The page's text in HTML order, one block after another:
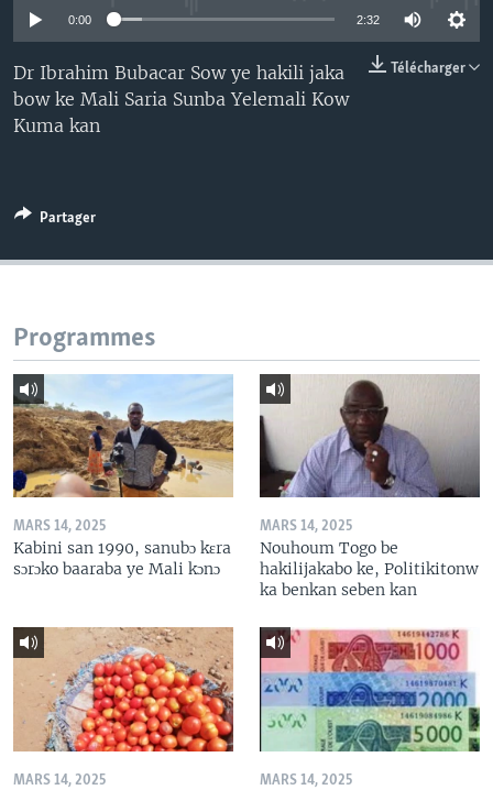
0:00 2:32
Télécharger
Dr Ibrahim Bubacar Sow ye hakili jaka
bow ke Mali Saria Sunba Yelemali Kow
Kuma kan
Partager
Programmes
MARS 14, 2025
Kabini san 1990, sanubɔ kɛra
sɔrɔko baaraba ye Mali kɔnɔ
MARS 14, 2025
Nouhoum Togo be
hakilijakabo ke, Politikitonw
ka benkan seben kan
MARS 14, 2025 MARS 14, 2025